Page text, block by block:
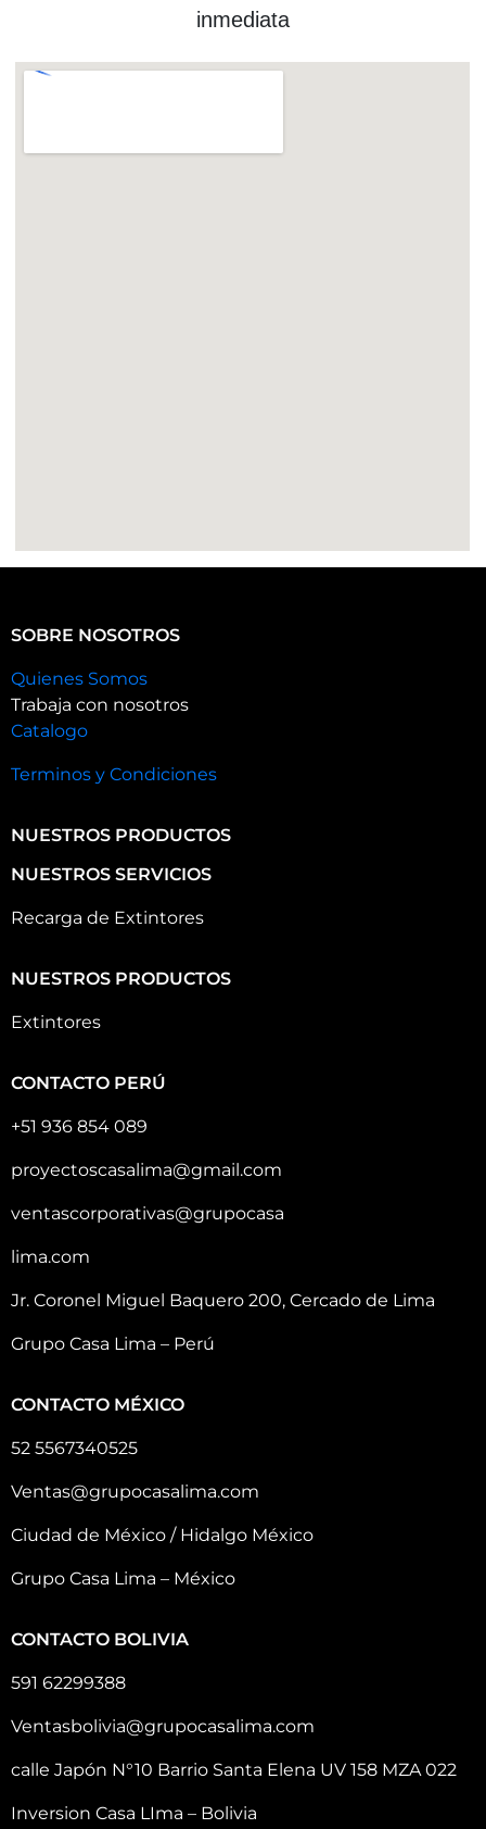
inmediata
SOBRE NOSOTROS
Quienes Somos
Trabaja con nosotros
Catalogo
Terminos y Condiciones
NUESTROS PRODUCTOS
NUESTROS SERVICIOS
Recarga de Extintores
NUESTROS PRODUCTOS
Extintores
CONTACTO PERÚ
+51 936 854 089
proyectoscasalima@gmail.com
ventascorporativas@grupocasa
lima.com
Jr. Coronel Miguel Baquero 200, Cercado de Lima
Grupo Casa Lima – Perú
CONTACTO MÉXICO
52 5567340525
Ventas@grupocasalima.com
Ciudad de México / Hidalgo México
Grupo Casa Lima – México
CONTACTO BOLIVIA
591 62299388
Ventasbolivia@grupocasalima.com
calle Japón N°10 Barrio Santa Elena UV 158 MZA 022
Inversion Casa LIma – Bolivia